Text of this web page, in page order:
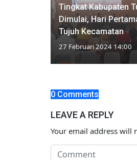
Tingkat Kabupaten
Dimulai, Hari
Tujuh Kecamatan
27 Februari 2024 14:00
0 Comments
LEAVE A REPLY
Your email address will